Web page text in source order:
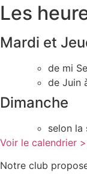
Les
Mardi et
de mi
de Juin
Dimanche
selon la
Voir le calendrier
Notre club